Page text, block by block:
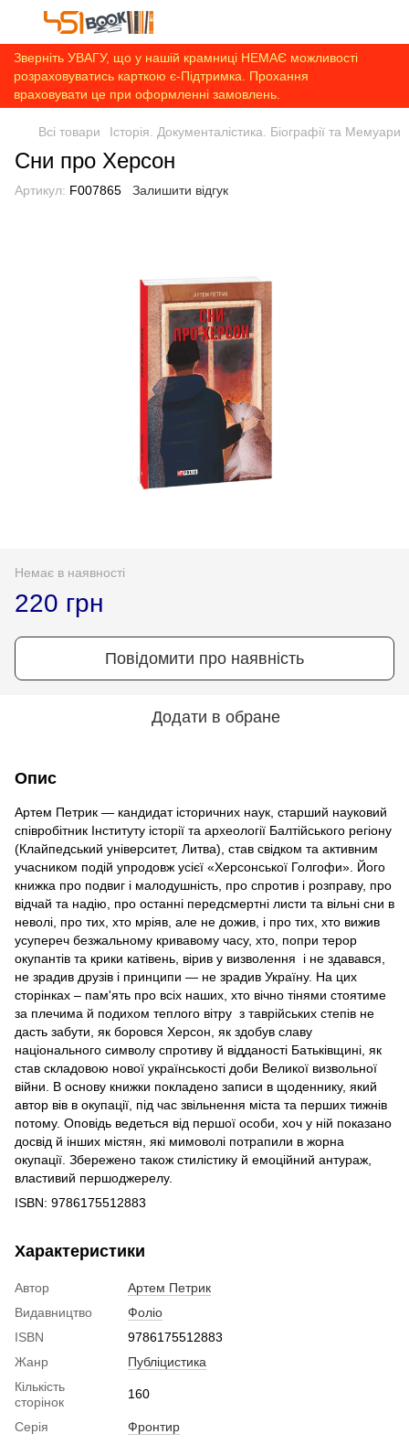
Зверніть УВАГУ, що у нашій крамниці НЕМАЄ можливості
розраховуватись карткою є-Підтримка. Прохання
враховувати це при оформленні замовлень.
Всі товари Історія. Документалістика. Біографії та Мемуари
Сни про Херсон
Артикул: F007865 Залишити відгук
Немає в наявності
220 грн
Повідомити про наявність
Додати в обране
Опис
Артем Петрик — кандидат історичних наук, старший науковий
співробітник Інституту історії та археології Балтійського регіону
(Клайпедський університет, Литва), став свідком та активним
учасником подій упродовж усієї «Херсонської Голгофи». Його
книжка про подвиг і малодушність, про спротив і розправу, про
відчай та надію, про останні передсмертні листи та вільні сни в
неволі, про тих, хто мріяв, але не дожив, і про тих, хто вижив
усупереч безжальному кривавому часу, хто, попри терор
окупантів та крики катівень, вірив у визволення і не здавався,
не зрадив друзів і принципи — не зрадив Україну. На цих
сторінках – пам'ять про всіх наших, хто вічно тінями стоятиме
за плечима й подихом теплого вітру з таврійських степів не
дасть забути, як боровся Херсон, як здобув славу
національного символу спротиву й відданості Батьківщині, як
став складовою нової українськості доби Великої визвольної
війни. В основу книжки покладено записи в щоденнику, який
автор вів в окупації, під час звільнення міста та перших тижнів
потому. Оповідь ведеться від першої особи, хоч у ній показано
досвід й інших містян, які мимоволі потрапили в жорна
окупації. Збережено також стилістику й емоційний антураж,
властивий першоджерелу.
ISBN: 9786175512883
Характеристики
Автор
Артем Петрик
Видавництво
Фоліо
ISBN
9786175512883
Жанр
Публіцистика
Кількість
сторінок
160
Серія
Фронтир